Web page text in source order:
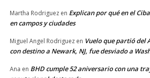
Martha Rodriguez en Explican por qué en el
en campos y ciudades
Miguel Angel Rodriguez en Vuelo que partió del
con destino a Newark, NJ, fue desviado a
Ana en BHD cumple 52 aniversario con una